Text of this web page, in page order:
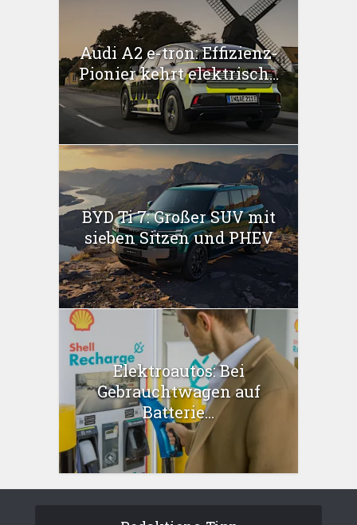
Audi A2 e-tron: Effizienz-
Pionier kehrt elektrisch...
BYD Ti 7: Großer SUV mit
sieben Sitzen und PHEV
Elektroautos: Bei
Gebrauchtwagen auf
Batterie...